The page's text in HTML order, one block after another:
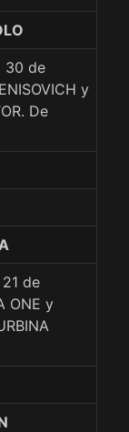
30 de
y
De
de
ONE y